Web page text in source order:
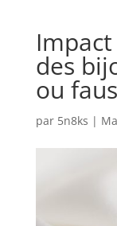
des
ou
par 5n8ks |